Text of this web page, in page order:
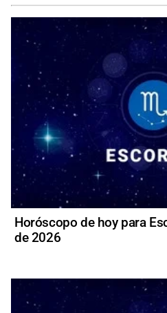
Horóscopo de hoy para
de 2026